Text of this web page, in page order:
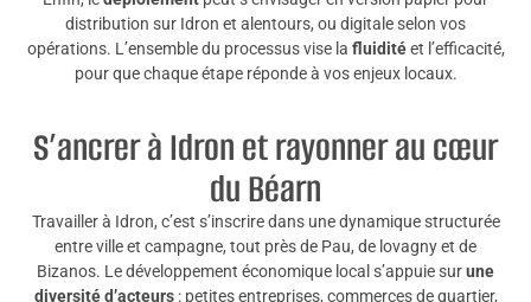
distribution sur Idron et alentours, ou digitale selon vos
opérations. L’ensemble du processus vise la fluiditéet l’efficacité,
pour que chaque étape réponde à vos enjeux locaux.
S’ancrer à Idron et rayonner au cœur
du Béarn
Travailler à Idron, c’est s’inscrire dans une dynamique structurée
entre ville et campagne, tout près de Pau, de lovagny et de
Bizanos. Le développement économique local s’appuie surune
diversité d’acteurs: petites entreprises, commerces de quartier,